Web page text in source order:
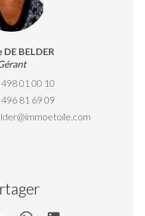
BELDER
01 00 10
81 69 09